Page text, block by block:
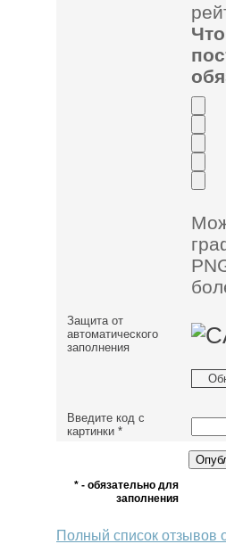
Защита от
автоматического
заполнения
Введите код с
картинки *
* - обязательно для
заполнения
Полный список отзывов